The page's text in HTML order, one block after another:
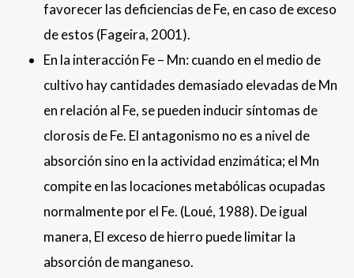
favorecer las deficiencias de Fe, en caso de exceso
de estos (Fageira, 2001).
En la interacción Fe – Mn: cuando en el medio de
cultivo hay cantidades demasiado elevadas de Mn
en relación al Fe, se pueden inducir síntomas de
clorosis de Fe. El antagonismo no es a nivel de
absorción sino en la actividad enzimática; el Mn
compite en las locaciones metabólicas ocupadas
normalmente por el Fe. (Loué, 1988). De igual
manera, El exceso de hierro puede limitar la
absorción de manganeso.